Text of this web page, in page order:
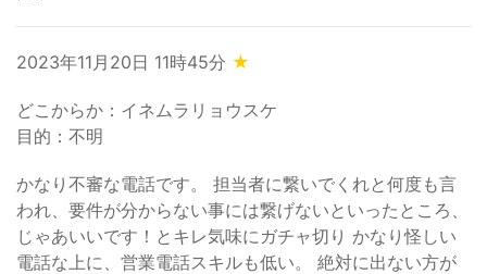
2023年11月20日 11時45分 ★
どこからか：イネムラリョウスケ
目的：不明
かなり不審な電話です。 担当者に繋いでくれと何度も言
われ、要件が分からない事には繋げないといったところ、
じゃあいいです！とキレ気味にガチャ切り かなり怪しい
電話な上に、営業電話スキルも低い。 絶対に出ない方が